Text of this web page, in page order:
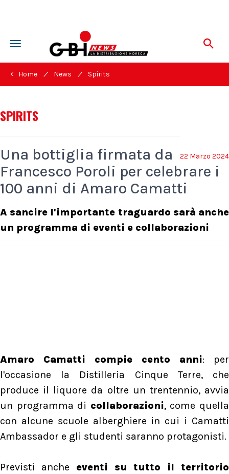
Toggle
navigation
< Home / News / Spirits
SPIRITS
22 Marzo 2024
Una bottiglia firmata da
Francesco Poroli per celebrare i
100 anni di Amaro Camatti
A sancire l'importante traguardo sarà anche
un programma di eventi e collaborazioni
Amaro Camatti compie cento anni: per
l'occasione la Distilleria Cinque Terre, che
produce il liquore da oltre un trentennio, avvia
un programma di collaborazioni, come quella
con alcune scuole alberghiere in cui i Camatti
Ambassador e gli studenti saranno protagonisti.
Previsti anche eventi su tutto il territorio